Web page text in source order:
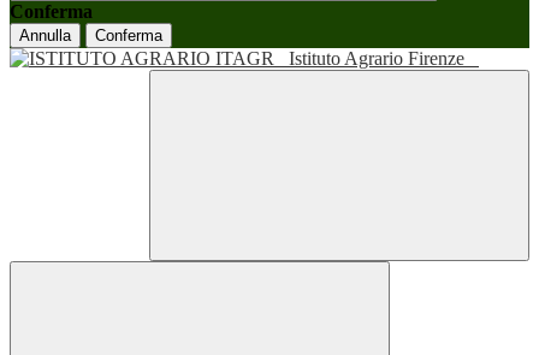
Conferma
Annulla Conferma
Istituto Agrario Firenze